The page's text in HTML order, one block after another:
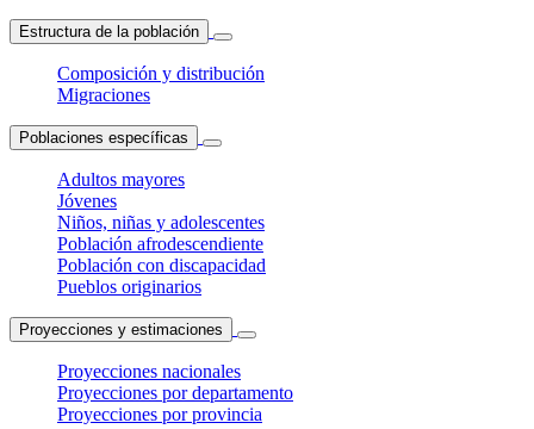
Estructura de la población
Composición y distribución
Migraciones
Poblaciones específicas
Adultos mayores
Jóvenes
Niños, niñas y adolescentes
Población afrodescendiente
Población con discapacidad
Pueblos originarios
Proyecciones y estimaciones
Proyecciones nacionales
Proyecciones por departamento
Proyecciones por provincia